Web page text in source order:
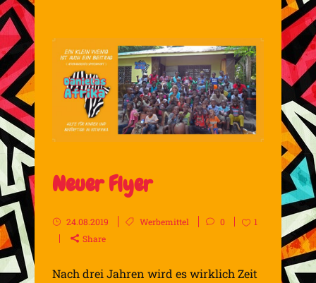
Neuer Flyer
24.08.2019 Werbemittel 0
1
Share
Nach drei Jahren wird es wirklich Zeit